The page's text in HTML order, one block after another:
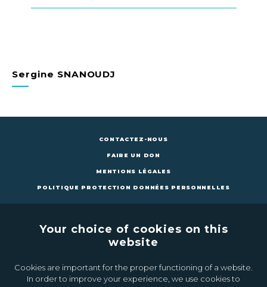
Sergine SNANOUDJ
CONTACTEZ-NOUS
FAIRE UN DON
MENTIONS LÉGALES
POLITIQUE PROTECTION DONNÉES PERSONNELLES
CONTACTEZ-NOUS FAIRE UN DON
Your choice of cookies on this
website
Cookies are important for the proper functioning of a website.
In order to improve your experience, we use cookies to